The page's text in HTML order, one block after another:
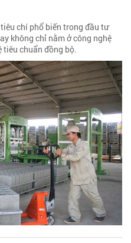
chí phổ biến trong đầu tư
không chỉ nằm ở công nghệ
tiêu chuẩn đồng bộ.